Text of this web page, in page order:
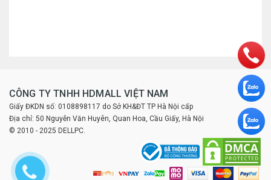
CÔNG TY TNHH HDMALL VIỆT NAM
Giấy ĐKDN số: 0108898117 do Sở KH&ĐT TP Hà Nội cấp
Địa chỉ: 50 Nguyễn Văn Huyên, Quan Hoa, Cầu Giấy, Hà Nội
© 2010 - 2025 DELLPC.